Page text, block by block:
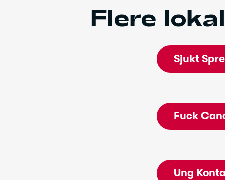
Flere
Sjukt
Fuck
Ung